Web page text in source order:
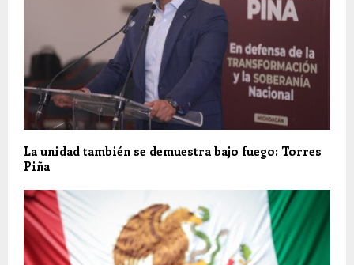
La unidad también se demuestra bajo fuego: Torres
Piña